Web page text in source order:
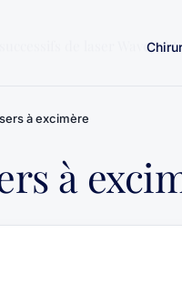
à excimère
à
de laser Wavelight